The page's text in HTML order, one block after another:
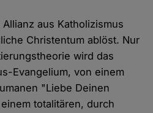
aus Katholizismus
Christentum ablöst. Nur
wird das
Evangelium, von einem
"Liebe Deinen
totalitären, durch